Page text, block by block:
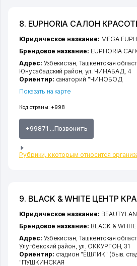
8. EUPHORIA САЛОН
Код страны: +998
+99871 ...Позвонить
Рубрики, к которым относится
Юридическое название: MEGA
Брендовое название: EUPHORIA
Адрес: Узбекистан,Ташкентская
Юнусабадский район ,ул. ЧИНАБАД , 4
Ориентир: санаторий "ЧИНОБОД
Показать на карте
9. BLACK & WHITE ЦЕНТР
Юридическое название:
Брендовое название: BLACK &
Адрес: Узбекистан,Ташкентская
Улугбекский район ,ул. ОККУРГОН , 31
Ориентир: стадион "ЁШЛИК" (быв.
"ПУШКИНСКАЯ